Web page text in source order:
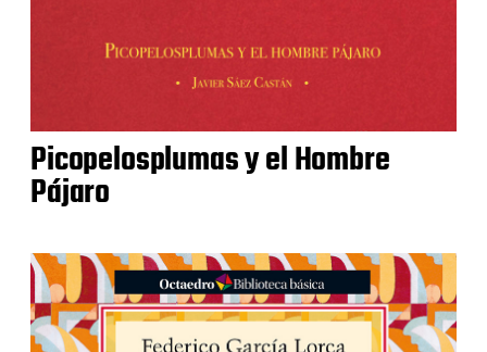
Picopelosplumas y el Hombre
Pájaro